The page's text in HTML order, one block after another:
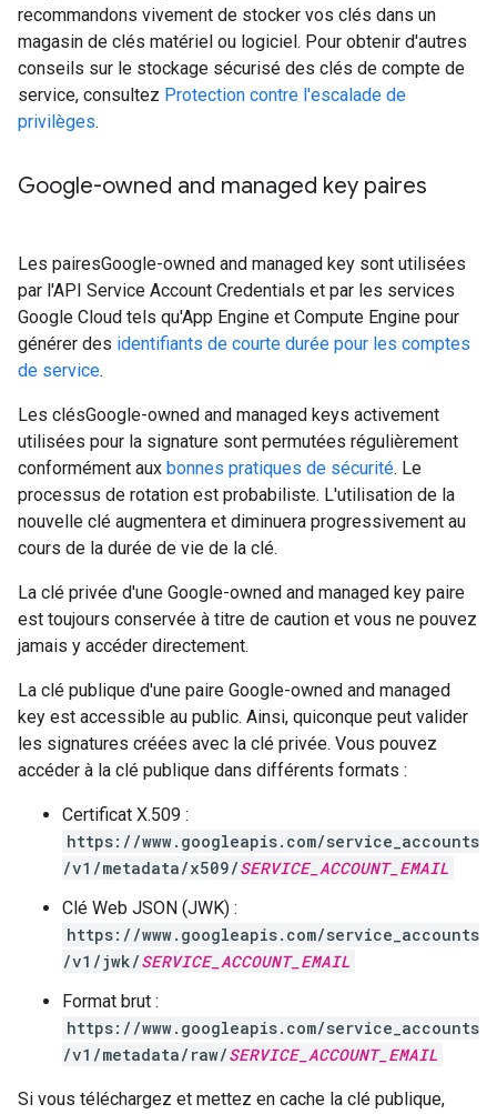
recommandons vivement de stocker vos clés dans un
magasin de clés matériel ou logiciel. Pour obtenir d'autres
conseils sur le stockage sécurisé des clés de compte de
service, consultez Protection contre l'escalade de
privilèges.
Google-owned and managed key paires
Les pairesGoogle-owned and managed key sont utilisées
par l'API Service Account Credentials et par les services
Google Cloud tels qu'App Engine et Compute Engine pour
générer des identifiants de courte durée pour les comptes
de service.
Les clésGoogle-owned and managed keys activement
utilisées pour la signature sont permutées régulièrement
conformément aux bonnes pratiques de sécurité. Le
processus de rotation est probabiliste. L'utilisation de la
nouvelle clé augmentera et diminuera progressivement au
cours de la durée de vie de la clé.
La clé privée d'une Google-owned and managed key paire
est toujours conservée à titre de caution et vous ne pouvez
jamais y accéder directement.
La clé publique d'une paire Google-owned and managed
key est accessible au public. Ainsi, quiconque peut valider
les signatures créées avec la clé privée. Vous pouvez
accéder à la clé publique dans différents formats :
Certificat X.509 :
https://www.googleapis.com/service_accounts
/v1/metadata/x509/SERVICE_ACCOUNT_EMAIL
Clé Web JSON (JWK) :
https://www.googleapis.com/service_accounts
/v1/jwk/SERVICE_ACCOUNT_EMAIL
Format brut :
https://www.googleapis.com/service_accounts
/v1/metadata/raw/SERVICE_ACCOUNT_EMAIL
Si vous téléchargez et mettez en cache la clé publique,